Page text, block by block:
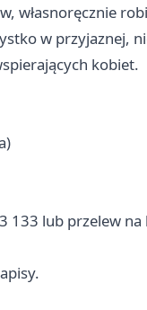
własnoręcznie
w przyjaznej,
kobiet.
133 lub przelew